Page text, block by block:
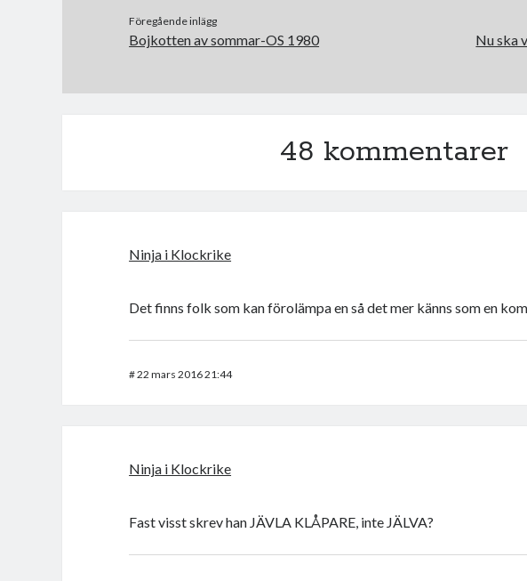
Föregående inlägg
Bojkotten av sommar-OS 1980 Nu ska
48 kommentarer
Ninja i Klockrike
Det finns folk som kan förolämpa en så det mer känns som en
#22 mars 2016 21:44
Ninja i Klockrike
Fast visst skrev han JÄVLA KLÅPARE, inte JÄLVA?